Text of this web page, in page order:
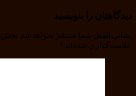
دیدگاهتان را بنویسید
نشانی ایمیل شما منتشر نخواهد شد.
علامت‌گذاری شده‌اند *